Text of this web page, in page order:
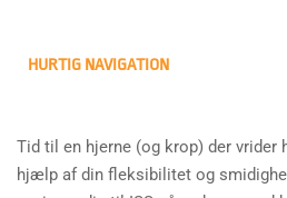
HURTIG NAVIGATION
Tid til en hjerne (og krop) der vrider
hjælp af din fleksibilitet og